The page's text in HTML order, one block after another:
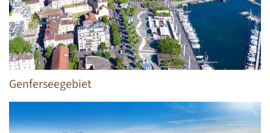
Genferseegebiet